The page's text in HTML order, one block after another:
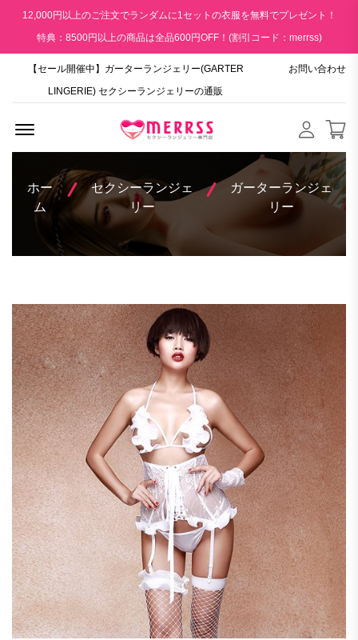
12,000円以上のご注文でランダムに1セットの衣服を無料でプレゼント！
特典：8500円以上の商品は全品600円OFF！(割引コード：merrss)
【セール開催中】ガーターランジェリー(GARTER
LINGERIE) セクシーランジェリーの通販
お問い合わせ
ホー
ム
セクシーランジェ
リー
ガーターランジェ
リー